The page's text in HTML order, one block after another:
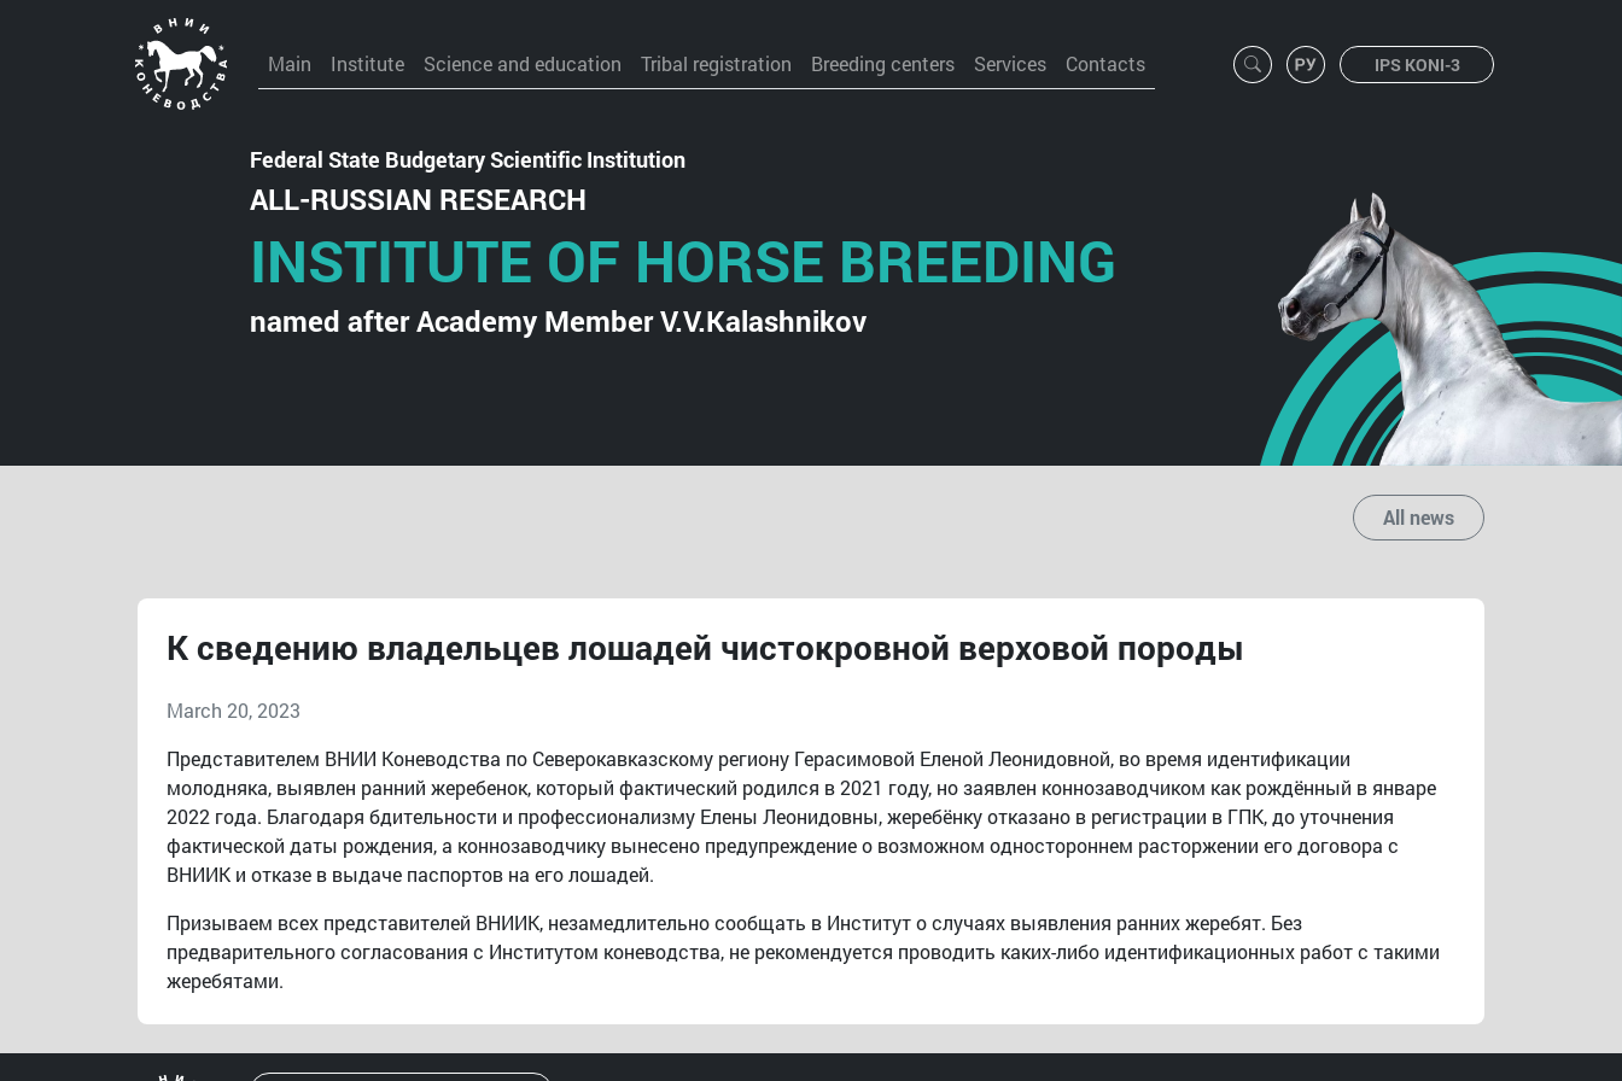
Main Institute Science and education Tribal registration Breeding centers Services Contacts IPS KONI-3
Federal State Budgetary Scientific Institution
ALL-RUSSIAN RESEARCH
INSTITUTE OF HORSE BREEDING
named after Academy Member V.V.Kalashnikov
All news
К сведению владельцев лошадей чистокровной верховой породы
March 20, 2023
Представителем ВНИИ Коневодства по Северокавказскому региону Герасимовой Еленой Леонидовной, во время идентификации
молодняка, выявлен ранний жеребенок, который фактический родился в 2021 году, но заявлен коннозаводчиком как рождённый в январе
2022 года. Благодаря бдительности и профессионализму Елены Леонидовны, жеребёнку отказано в регистрации в ГПК, до уточнения
фактической даты рождения, а коннозаводчику вынесено предупреждение о возможном одностороннем расторжении его договора с
ВНИИК и отказе в выдаче паспортов на его лошадей.
Призываем всех представителей ВНИИК, незамедлительно сообщать в Институт о случаях выявления ранних жеребят. Без
предварительного согласования с Институтом коневодства, не рекомендуется проводить каких-либо идентификационных работ с такими
жеребятами.